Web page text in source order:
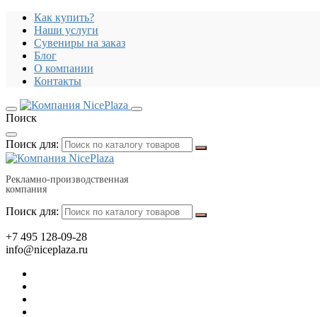
Как купить?
Наши услуги
Сувениры на заказ
Блог
О компании
Контакты
Поиск
Поиск для:
Рекламно-производственная
компания
Поиск для:
+7 495 128-09-28
info@niceplaza.ru